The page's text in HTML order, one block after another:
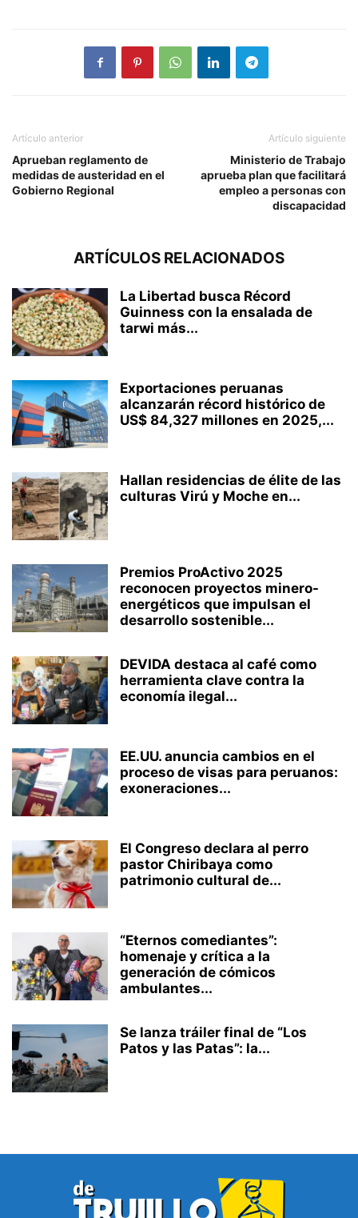
Artículo anterior
Aprueban reglamento de
medidas de austeridad en el
Gobierno Regional
Artículo siguiente
Ministerio de Trabajo
aprueba plan que facilitará
empleo a personas con
discapacidad
ARTÍCULOS RELACIONADOS
La Libertad busca Récord
Guinness con la ensalada de
tarwi más...
Exportaciones peruanas
alcanzarán récord histórico de
US$ 84,327 millones en 2025,...
Hallan residencias de élite de las
culturas Virú y Moche en...
Premios ProActivo 2025
reconocen proyectos minero-
energéticos que impulsan el
desarrollo sostenible...
DEVIDA destaca al café como
herramienta clave contra la
economía ilegal...
EE.UU. anuncia cambios en el
proceso de visas para peruanos:
exoneraciones...
El Congreso declara al perro
pastor Chiribaya como
patrimonio cultural de...
“Eternos comediantes”:
homenaje y crítica a la
generación de cómicos
ambulantes...
Se lanza tráiler final de “Los
Patos y las Patas”: la...